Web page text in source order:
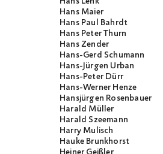
Hans Maier
Hans Paul Bahrdt
Hans Peter Thurn
Hans Zender
Hans-Gerd Schumann
Hans-Jürgen Urban
Hans-Peter Dürr
Hans-Werner Henze
Hansjürgen Rosenbauer
Harald Müller
Harald Szeemann
Harry Mulisch
Hauke Brunkhorst